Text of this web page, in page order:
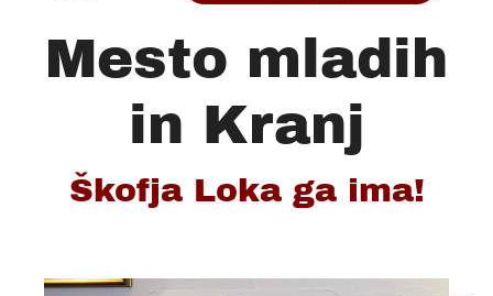
Mesto mladih
in Kranj
Škofja Loka ga ima!